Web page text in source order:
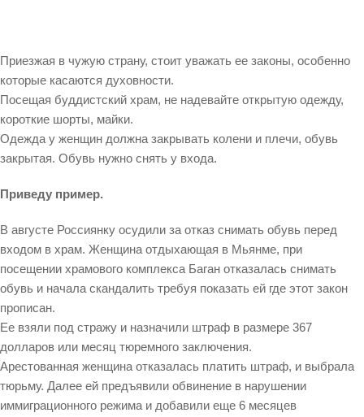
Приезжая в чужую страну, стоит уважать ее законы, особенно
которые касаются духовности.
Посещая буддистский храм, не надевайте открытую одежду,
короткие шорты, майки.
Одежда у женщин должна закрывать колени и плечи, обувь
закрытая. Обувь нужно снять у входа.
Приведу пример.
В августе Россиянку осудили за отказ снимать обувь перед
входом в храм. Женщина отдыхающая в Мьянме, при
посещении храмового комплекса Баган отказалась снимать
обувь и начала скандалить требуя показать ей где этот закон
прописан.
Ее взяли под стражу и назначили штраф в размере 367
долларов или месяц тюремного заключения.
Арестованная женщина отказалась платить штраф, и выбрала
тюрьму. Далее ей предъявили обвинение в нарушении
иммиграционного режима и добавили еще 6 месяцев